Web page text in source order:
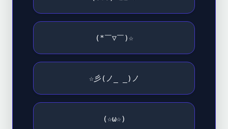
(*￣▽￣)☆
☆彡(ノ_ _)ノ
(☆ω☆)